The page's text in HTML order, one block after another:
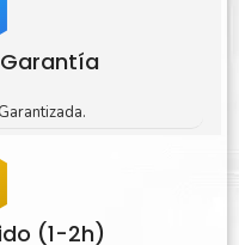
Garantía
(1-2h)